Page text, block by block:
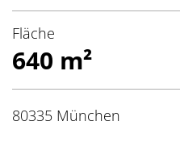
Fläche
640 m²
80335 München